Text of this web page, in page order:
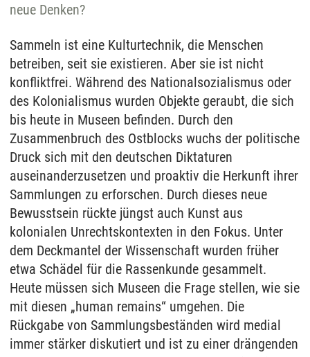
neue Denken?
Sammeln ist eine Kulturtechnik, die Menschen
betreiben, seit sie existieren. Aber sie ist nicht
konfliktfrei. Während des Nationalsozialismus oder
des Kolonialismus wurden Objekte geraubt, die sich
bis heute in Museen befinden. Durch den
Zusammenbruch des Ostblocks wuchs der politische
Druck sich mit den deutschen Diktaturen
auseinanderzusetzen und proaktiv die Herkunft ihrer
Sammlungen zu erforschen. Durch dieses neue
Bewusstsein rückte jüngst auch Kunst aus
kolonialen Unrechtskontexten in den Fokus. Unter
dem Deckmantel der Wissenschaft wurden früher
etwa Schädel für die Rassenkunde gesammelt.
Heute müssen sich Museen die Frage stellen, wie sie
mit diesen „human remains“ umgehen. Die
Rückgabe von Sammlungsbeständen wird medial
immer stärker diskutiert und ist zu einer drängenden